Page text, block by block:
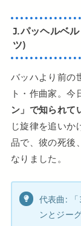
J.パッヘルベ
ツ)
バッハより前の
ト・作曲家。今
ン」で知られて
じ旋律を追いか
品で、彼の死後
なりました。
代表曲:
ンとジー